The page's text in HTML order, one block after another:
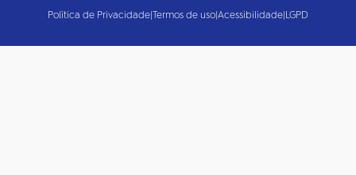
Política de Privacidade|Termos de uso|Acessibilidade|LGPD